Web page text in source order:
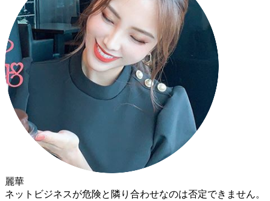
麗華
ネットビジネスが危険と隣り合わせなのは否定できません。